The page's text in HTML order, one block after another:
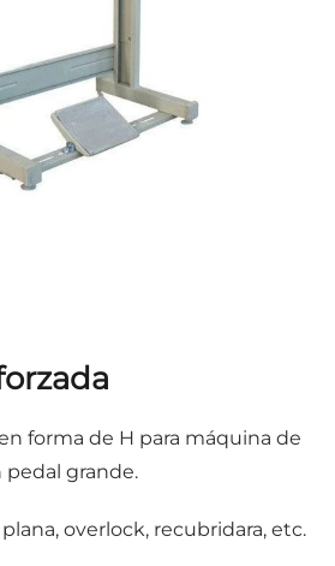
forma de H para máquina de
grande.
overlock, recubridara, etc.